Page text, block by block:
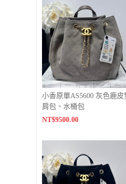
小香原單AS5600 灰色鹿皮
肩包、水桶包
NT$9500.00